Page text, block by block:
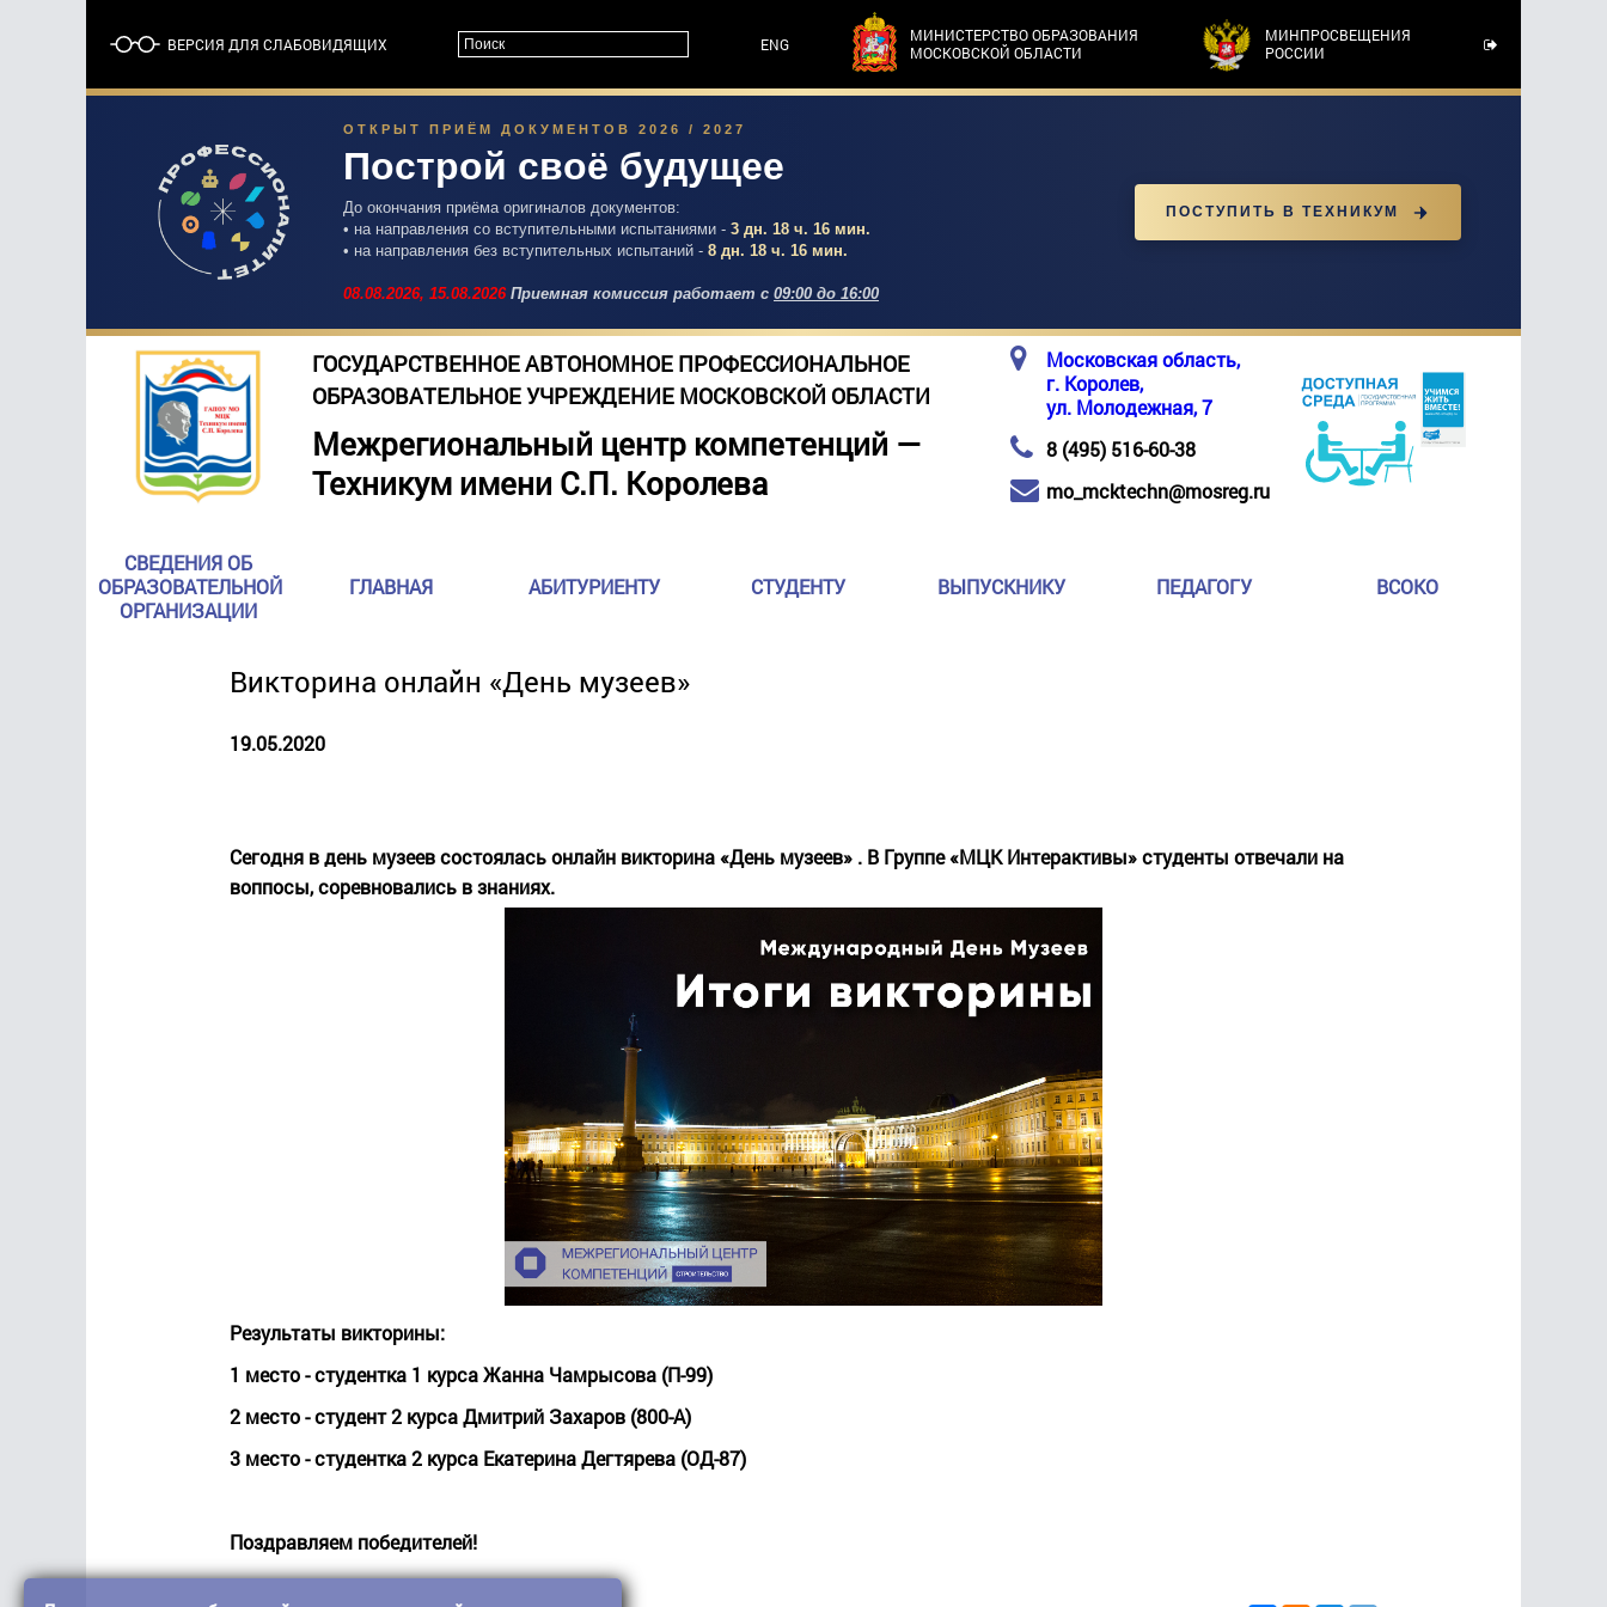
ВЕРСИЯ ДЛЯ СЛАБОВИДЯЩИХ ENG
МИНИСТЕРСТВО ОБРАЗОВАНИЯ
МОСКОВСКОЙ ОБЛАСТИ
МИНПРОСВЕЩЕНИЯ
РОССИИ
ОТКРЫТ ПРИЁМ ДОКУМЕНТОВ 2026 / 2027
Построй своё будущее
До окончания приёма оригиналов документов:
• на направления со вступительными испытаниями - 3 дн. 18 ч. 16 мин.
• на направления без вступительных испытаний - 8 дн. 18 ч. 16 мин.
08.08.2026, 15.08.2026Приемная комиссия работает с 09:00 до 16:00
ПОСТУПИТЬ В ТЕХНИКУМ
ГОСУДАРСТВЕННОЕ АВТОНОМНОЕ ПРОФЕССИОНАЛЬНОЕ
ОБРАЗОВАТЕЛЬНОЕ УЧРЕЖДЕНИЕ МОСКОВСКОЙ ОБЛАСТИ
Межрегиональный центр компетенций —
Техникум имени С.П. Королева
Московская область,
г. Королев,
ул. Молодежная, 7
8 (495) 516-60-38
mo_mcktechn@mosreg.ru
СВЕДЕНИЯ ОБ
ОБРАЗОВАТЕЛЬНОЙ
ОРГАНИЗАЦИИ
ГЛАВНАЯ АБИТУРИЕНТУ СТУДЕНТУ ВЫПУСКНИКУ ПЕДАГОГУ ВСОКО
Викторина онлайн «День музеев»
19.05.2020
Сегодня в день музеев состоялась онлайн викторина «День музеев» . В Группе «МЦК Интерактивы» студенты отвечали на
воппосы, соревновались в знаниях.
Результаты викторины:
1 место - студентка 1 курса Жанна Чамрысова (П-99)
2 место - студент 2 курса Дмитрий Захаров (800-А)
3 место - студентка 2 курса Екатерина Дегтярева (ОД-87)
Поздравляем победителей!